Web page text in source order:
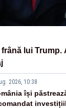
lui Trump.
2026, 10:38
își